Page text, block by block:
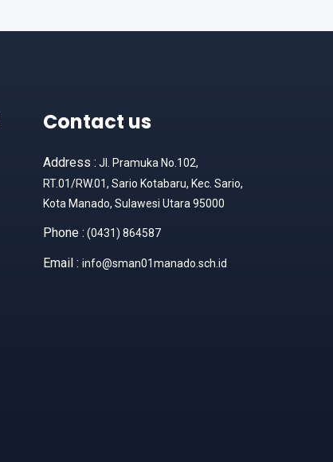
Contact us
Address : Jl. Pramuka No.102,
RT.01/RW.01, Sario Kotabaru, Kec. Sario,
Kota Manado, Sulawesi Utara 95000
Phone : (0431) 864587
Email : info@sman01manado.sch.id